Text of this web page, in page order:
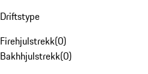
Driftstype
Firehjulstrekk(0)
Bakhhjulstrekk(0)